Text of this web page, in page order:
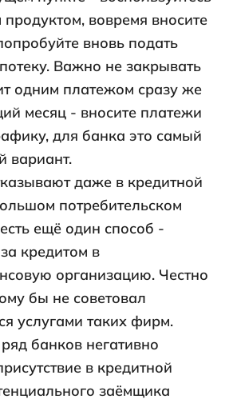
вовремя вносите
вновь подать
Важно не закрывать
одним платежом сразу же
месяц - вносите платежи
для банка это самый
вариант.
даже в кредитной
потребительском
ещё один способ -
кредитом в
организацию. Честно
бы не советовал
услугами таких фирм.
банков негативно
в кредитной
заёмщика